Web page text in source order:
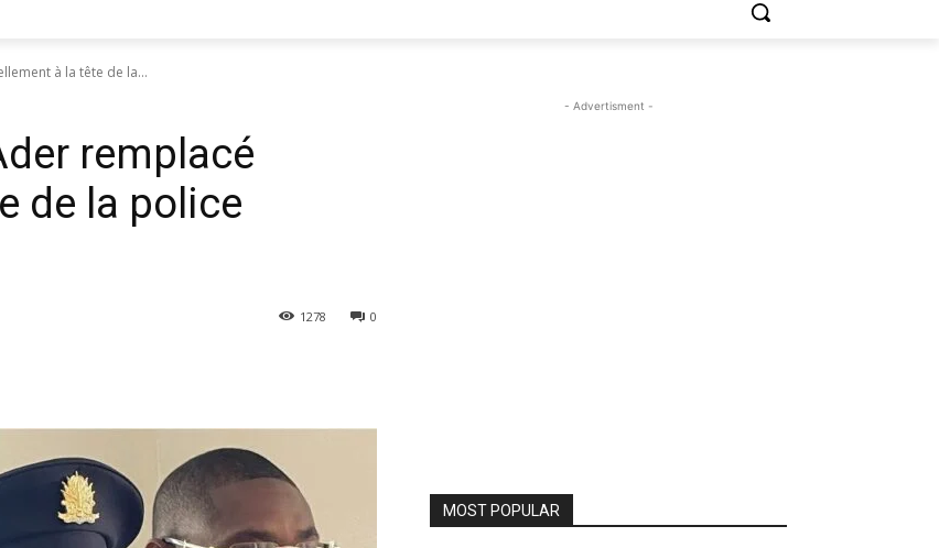
à la tête de la...
remplacé
de la police
0
1278
- Advertisment -
MOST POPULAR